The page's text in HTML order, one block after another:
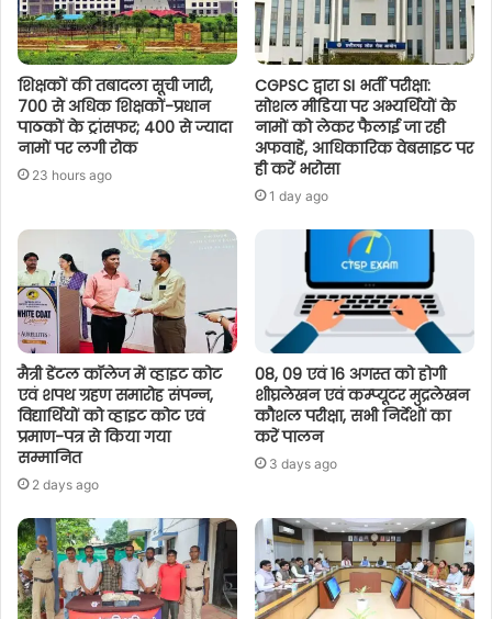
शिक्षकों की तबादला सूची जारी,
700 से अधिक शिक्षकों-प्रधान
पाठकों के ट्रांसफर; 400 से ज्यादा
नामों पर लगी रोक
23 hours ago
CGPSC द्वारा SI भर्ती परीक्षा:
सोशल मीडिया पर अभ्यर्थियों के
नामों को लेकर फैलाई जा रही
अफवाहें, आधिकारिक वेबसाइट पर
ही करें भरोसा
1 day ago
मैत्री डेंटल कॉलेज में व्हाइट कोट
एवं शपथ ग्रहण समारोह संपन्न,
विद्यार्थियों को व्हाइट कोट एवं
प्रमाण-पत्र से किया गया
सम्मानित
2 days ago
08, 09 एवं 16 अगस्त को होगी
शीघ्रलेखन एवं कम्प्यूटर मुद्रलेखन
कौशल परीक्षा, सभी निर्देशों का
करें पालन
3 days ago